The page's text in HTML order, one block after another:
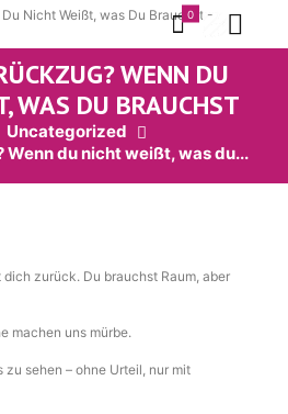
0
WENN DU
WAS DU BRAUCHST
Uncategorized
Wenn du nicht weißt, was du...
zurück. Du brauchst Raum, aber
machen uns mürbe.
zu sehen – ohne Urteil, nur mit